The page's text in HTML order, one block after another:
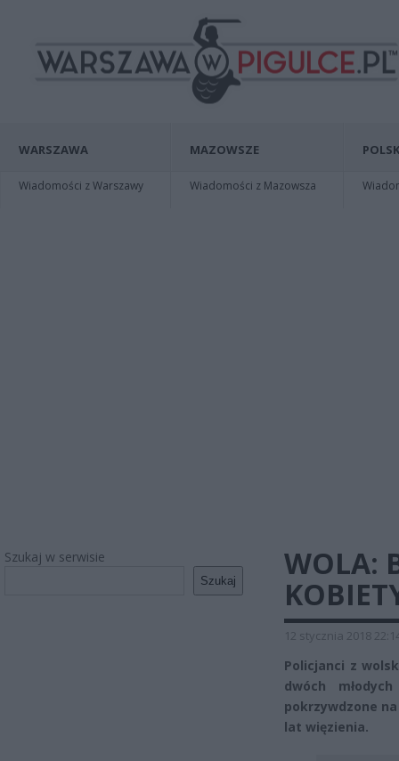
WARSZAWA
Wiadomości z Warszawy
MAZOWSZE
Wiadomości z Mazowsza
Szukaj w serwisie
Szukaj
WOLA:
12 stycznia 2018
Policjanci z
dwóch
pokrzywdzone
lat więzienia.